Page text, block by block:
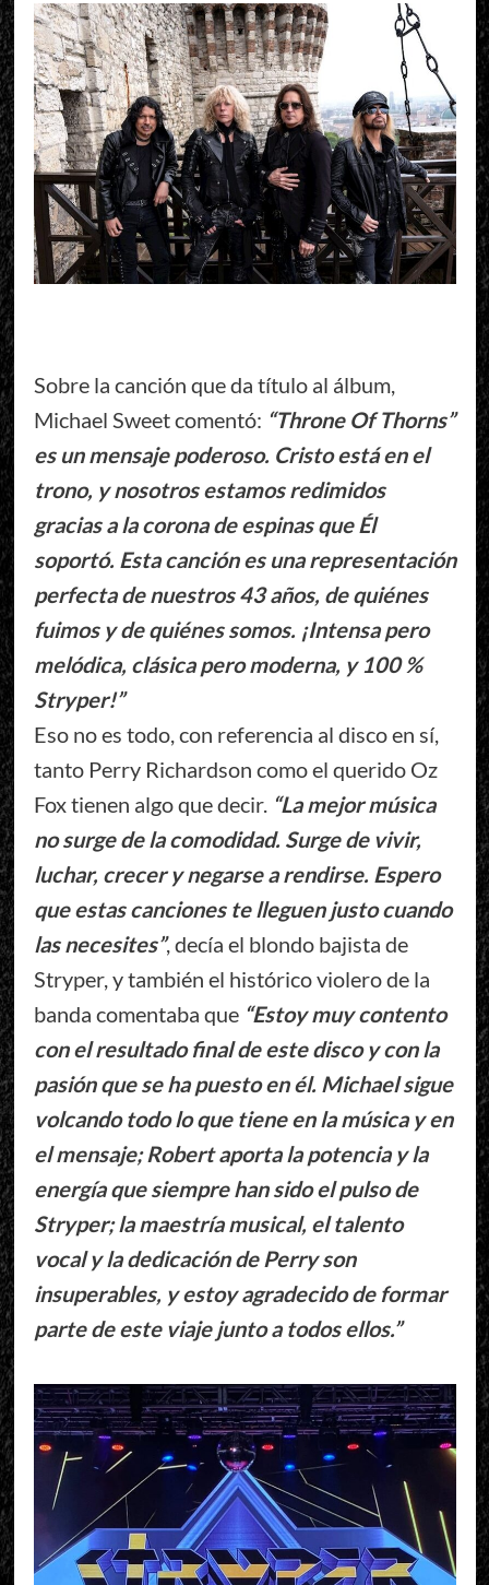
Sobre la canción que da título al álbum,
Michael Sweet comentó: “Throne Of Thorns”
es un mensaje poderoso. Cristo está en el
trono, y nosotros estamos redimidos
gracias a la corona de espinas que Él
soportó. Esta canción es una representación
perfecta de nuestros 43 años, de quiénes
fuimos y de quiénes somos. ¡Intensa pero
melódica, clásica pero moderna, y 100 %
Stryper!”
Eso no es todo, con referencia al disco en sí,
tanto Perry Richardson como el querido Oz
Fox tienen algo que decir. “La mejor música
no surge de la comodidad. Surge de vivir,
luchar, crecer y negarse a rendirse. Espero
que estas canciones te lleguen justo cuando
las necesites”, decía el blondo bajista de
Stryper, y también el histórico violero de la
banda comentaba que “Estoy muy contento
con el resultado final de este disco y con la
pasión que se ha puesto en él. Michael sigue
volcando todo lo que tiene en la música y en
el mensaje; Robert aporta la potencia y la
energía que siempre han sido el pulso de
Stryper; la maestría musical, el talento
vocal y la dedicación de Perry son
insuperables, y estoy agradecido de formar
parte de este viaje junto a todos ellos.”